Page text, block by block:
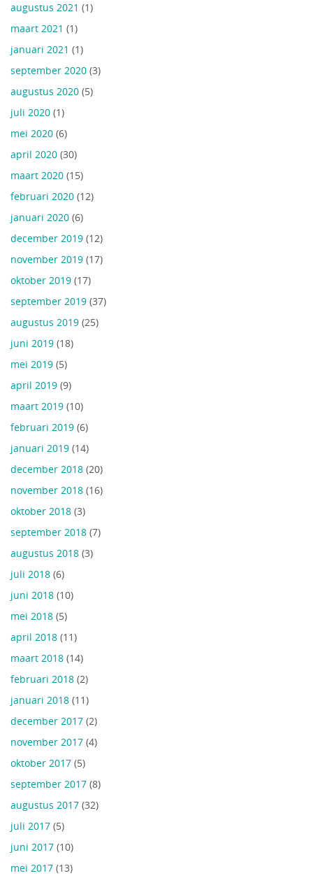
augustus 2021 (1)
maart 2021 (1)
januari 2021 (1)
september 2020 (3)
augustus 2020 (5)
juli 2020 (1)
mei 2020 (6)
april 2020 (30)
maart 2020 (15)
februari 2020 (12)
januari 2020 (6)
december 2019 (12)
november 2019 (17)
oktober 2019 (17)
september 2019 (37)
augustus 2019 (25)
juni 2019 (18)
mei 2019 (5)
april 2019 (9)
maart 2019 (10)
februari 2019 (6)
januari 2019 (14)
december 2018 (20)
november 2018 (16)
oktober 2018 (3)
september 2018 (7)
augustus 2018 (3)
juli 2018 (6)
juni 2018 (10)
mei 2018 (5)
april 2018 (11)
maart 2018 (14)
februari 2018 (2)
januari 2018 (11)
december 2017 (2)
november 2017 (4)
oktober 2017 (5)
september 2017 (8)
augustus 2017 (32)
juli 2017 (5)
juni 2017 (10)
mei 2017 (13)